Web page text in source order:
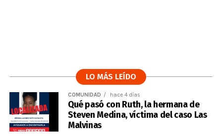
LO MÁS LEÍDO
COMUNIDAD hace 4 días
Qué pasó con Ruth, la hermana de
Steven Medina, víctima del caso Las
Malvinas